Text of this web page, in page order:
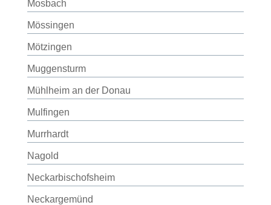
Mosbach
Mössingen
Mötzingen
Muggensturm
Mühlheim an der Donau
Mulfingen
Murrhardt
Nagold
Neckarbischofsheim
Neckargemünd